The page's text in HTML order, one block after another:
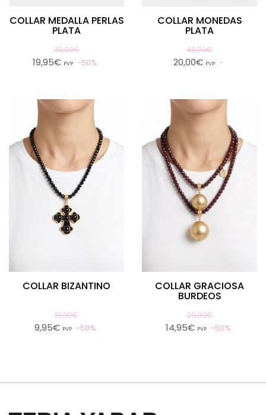
COLLAR MEDALLA PERLAS
PLATA
39,90€
19,95€ PVP 50%
COLLAR MONEDAS
PLATA
49,90€
20,00€ PVP
COLLAR BIZANTINO
19,90€
9,95€ PVP 50%
COLLAR GRACIOSA
BURDEOS
29,90€
14,95€ PVP 50%